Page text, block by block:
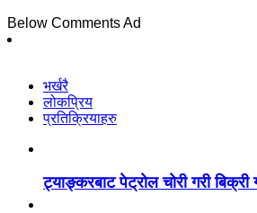
Below Comments Ad
भर्खरै
लोकप्रिय
प्रतिक्रियाहरु
ट्याङ्करबाट पेट्रोल चोरी गरी